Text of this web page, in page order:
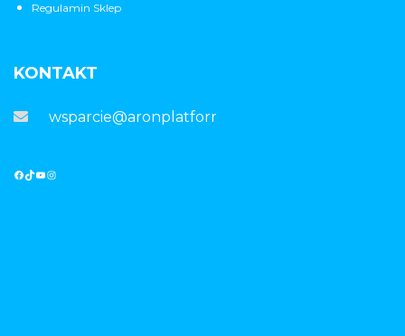
Regulamin Sklep
KONTAKT
wsparcie@aronplatforma.pl